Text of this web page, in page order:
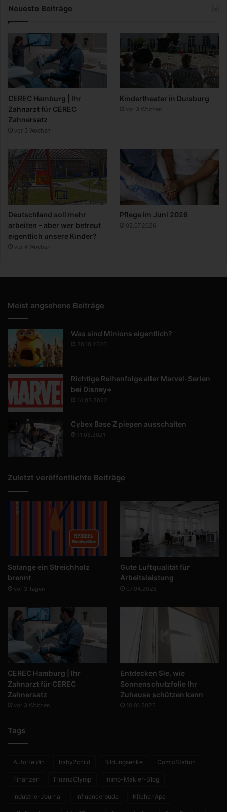
Neueste Beiträge
CEREC Hamburg | Ihr
Zahnarzt für CEREC
Zahnersatz
vor 3 Wochen
Kindertheater in Duisburg
vor 3 Wochen
Deutschland soll mehr
arbeiten – aber wer betreut
eigentlich unsere Kinder?
vor 4 Wochen
Pflege im Juni 2026
02.07.2026
Meist angsehene Beiträge
Was sind Minions eigentlich?
20.10.2020
Richtige Reihenfolge aller Marvel-Serien
bei Disney+
14.03.2022
Cybex Base Z piepen ausschalten
11.08.2021
Zuletzt veröffentlichte Beiträge
Solange ein Streichholz
brennt
vor 3 Tagen
Gute Luftqualität für
Arbeitsleistung
07.04.2026
CEREC Hamburg | Ihr
Zahnarzt für CEREC
Zahnersatz
vor 3 Wochen
Entdecken Sie, wie
Sonnenschutzfolie Ihr
Zuhause schützen kann
18.01.2023
Tags
AutoHeldin baby2child Bildungsecke ComicStation
Finanzen FinanzOlymp Immo-Makler-Blog
Industrie-Journal Influencerbude KitchenApe